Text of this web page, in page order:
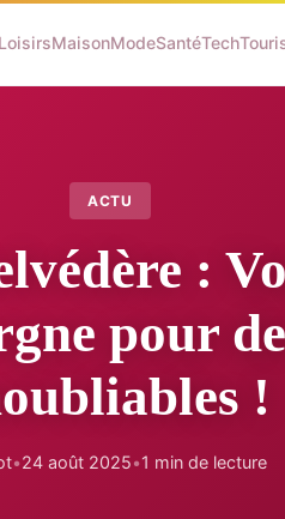
LoisirsMaisonModeSantéTech
ACTU
:
pour
!
•24 août 2025•1 min de lecture